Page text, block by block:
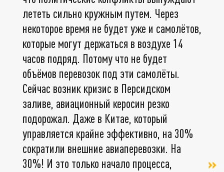
лететь сильно кружным путем. Через
некоторое время не будет уже и самолётов,
которые могут держаться в воздухе 14
часов подряд. Потому что не будет
объёмов перевозок под эти самолёты.
Сейчас возник кризис в Персидском
заливе, авиационный керосин резко
подорожал. Даже в Китае, который
управляется крайне эффективно, на 30%
сократили внешние авиаперевозки. На
30%! И это только начало процесса,